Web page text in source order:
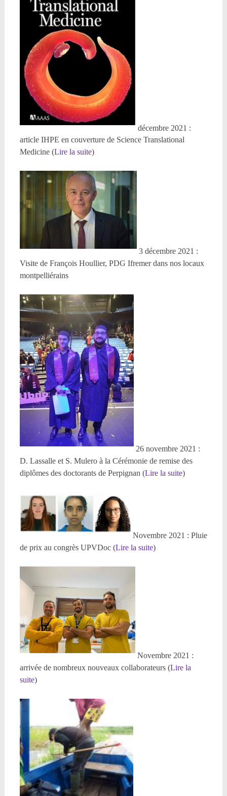
décembre 2021 :
article IHPE en couverture de Science Translational
Medicine (Lire la suite)
3 décembre 2021 :
Visite de François Houllier, PDG Ifremer dans nos locaux
montpelliérains
26 novembre 2021 :
D. Lassalle et S. Mulero à la Cérémonie de remise des
diplômes des doctorants de Perpignan (Lire la suite)
Novembre 2021 : Pluie
de prix au congrès UPVDoc (Lire la suite)
Novembre 2021 :
arrivée de nombreux nouveaux collaborateurs (Lire la
suite)